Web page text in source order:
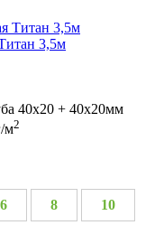
3,5м
40x20 + 40х20мм
м2
6 8
10